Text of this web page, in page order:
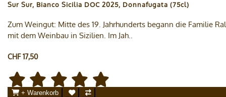
Sur Sur, Bianco Sicilia DOC 2025, Donnafugata (75cl)
Zum Weingut: Mitte des 19. Jahrhunderts begann die Familie
mit dem Weinbau in Sizilien. Im Jah..
CHF 17,50
+ Warenkorb